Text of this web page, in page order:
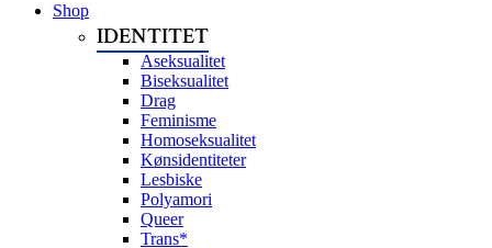
Shop
IDENTITET
Aseksualitet
Biseksualitet
Drag
Feminisme
Homoseksualitet
Kønsidentiteter
Lesbiske
Polyamori
Queer
Trans*